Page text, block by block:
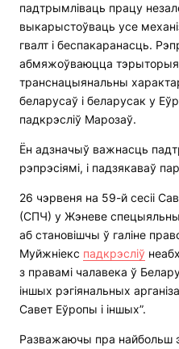
падтрымліваць працу
выкарыстоўваць усе
гвалт і беспакаранасць.
абмяжоўваюцца
транснацыянальны
беларусаў і беларусак у
падкрэсліў Марозаў.
Ён адзначыў важнасць
рэпрэсіямі, і падзякаваў
26 чэрвеня на 59-й сесіі
(СПЧ) у Жэневе
аб становішчы ў галіне
Муйжніекс падкрэсліў
з правамі чалавека ў
іншых рэгіянальных
Савет Еўропы і іншых”.
Разважаючы пра найбольш